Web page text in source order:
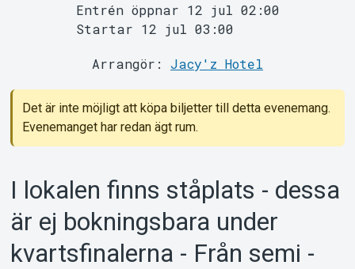
MyTickster
Entrén öppnar 12 jul 02:00
Startar 12 jul 03:00
Arrangör: Jacy'z Hotel
Det är inte möjligt att köpa biljetter till detta evenemang.
Evenemanget har redan ägt rum.
I lokalen finns ståplats - dessa
är ej bokningsbara under
kvartsfinalerna - Från semi -